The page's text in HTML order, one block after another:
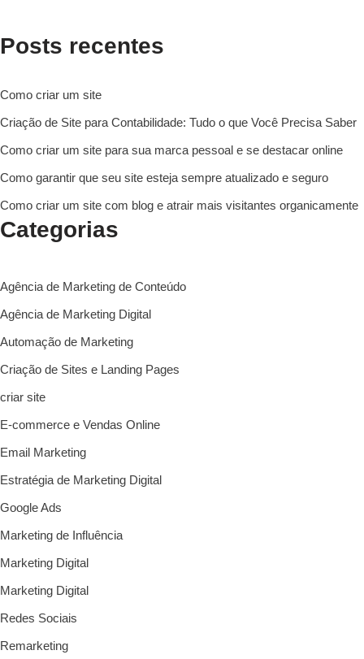
Posts recentes
Como criar um site
Criação de Site para Contabilidade: Tudo o que Você Precisa Saber
Como criar um site para sua marca pessoal e se destacar online
Como garantir que seu site esteja sempre atualizado e seguro
Como criar um site com blog e atrair mais visitantes organicamente
Categorias
Agência de Marketing de Conteúdo
Agência de Marketing Digital
Automação de Marketing
Criação de Sites e Landing Pages
criar site
E-commerce e Vendas Online
Email Marketing
Estratégia de Marketing Digital
Google Ads
Marketing de Influência
Marketing Digital
Marketing Digital
Redes Sociais
Remarketing